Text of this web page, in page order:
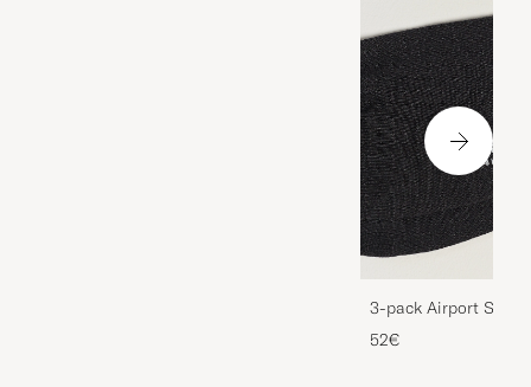
3-pack Airport
Melange
52€